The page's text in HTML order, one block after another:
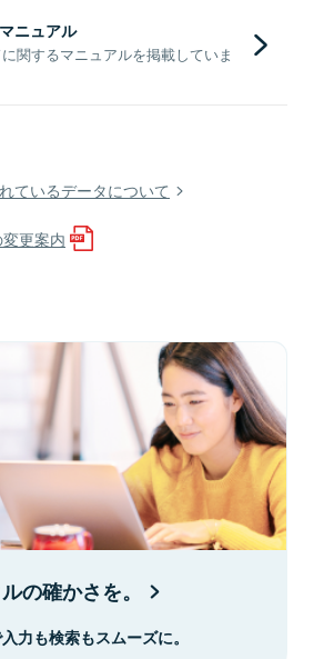
ニュアル
関するマニュアルを掲載していま
ているデータについて
更案内
の確かさを。
力も検索もスムーズに。